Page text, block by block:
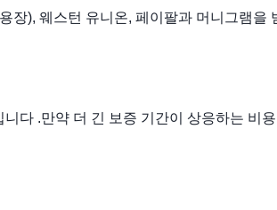
장), 웨스턴 유니온, 페이팔과 머니그램을
다 .만약 더 긴 보증 기간이 상응하는 비